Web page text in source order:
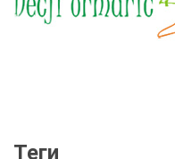
Теги